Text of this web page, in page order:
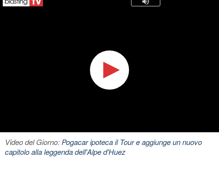
Video del Giorno:Pogacar ipoteca il Tour e aggiunge un nuovo
capitolo alla leggenda dell'Alpe d'Huez